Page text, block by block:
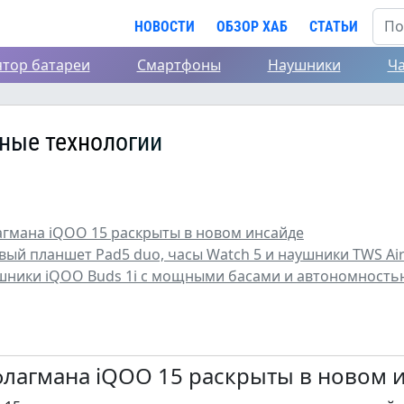
НОВОСТИ ОБЗОР ХАБ СТАТЬИ
батареи Смартфоны Наушники
технологии
iQOO 15 раскрыты в новом инсайде
планшет Pad5 duo, часы Watch 5 и наушники TWS
iQOO Buds 1i с мощными басами и
iQOO 15 раскрыты в новом